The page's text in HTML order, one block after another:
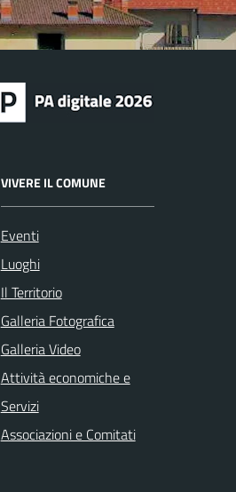
VIVERE IL COMUNE
Eventi
Luoghi
Il Territorio
Galleria Fotografica
Galleria Video
Attività economiche e
Servizi
Associazioni e Comitati